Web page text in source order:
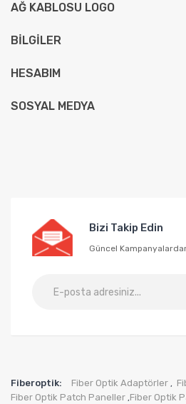
AĞ KABLOSU LOGO
BILGILER
HESABIM
SOSYAL MEDYA
Bizi Takip Edin
Güncel
Fiberoptik: Fiber Optik Adaptörler ,
Fiber Optik Patch Paneller ,Fiber Optik